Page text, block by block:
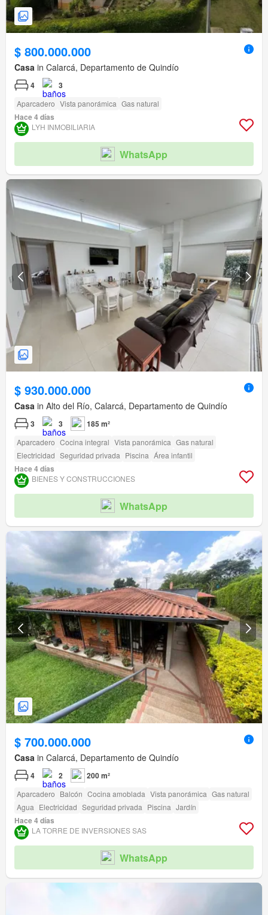
$ 800.000.000
Casa in Calarcá, Departamento de Quindío
4 3
Aparcadero Vista panorámica Gas natural
Hace 4 días
LYH INMOBILIARIA
WhatsApp
$ 930.000.000
Casa in Alto del Río, Calarcá, Departamento de Quindío
3 3 185 m²
Aparcadero Cocina integral Vista panorámica Gas natural
Electricidad Seguridad privada Piscina Área infantil
Hace 4 días
BIENES Y CONSTRUCCIONES
WhatsApp
$ 700.000.000
Casa in Calarcá, Departamento de Quindío
4 2 200 m²
Aparcadero Balcón Cocina amoblada Vista panorámica Gas natural
Agua Electricidad Seguridad privada Piscina Jardín
Hace 4 días
LA TORRE DE INVERSIONES SAS
WhatsApp